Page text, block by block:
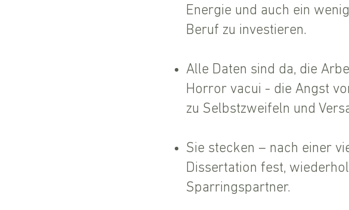
Energie und auch ein
Beruf zu investieren.
Alle Daten sind da, die
Horror vacui - die Angst
zu Selbstzweifeln und
Sie stecken – nach einer
Dissertation fest,
Sparringspartner.